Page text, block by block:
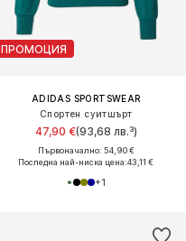
ПРОМОЦИЯ
ADIDAS SPORTSWEAR
Спортен суитшърт
47,90 €(93,68 лв.³)
Първоначално: 54,90 €
Последна най-ниска цена:43,11 €
+1